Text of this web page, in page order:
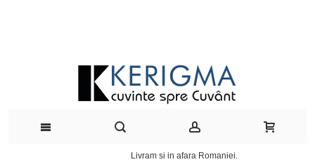
Livram si in afara Romaniei.